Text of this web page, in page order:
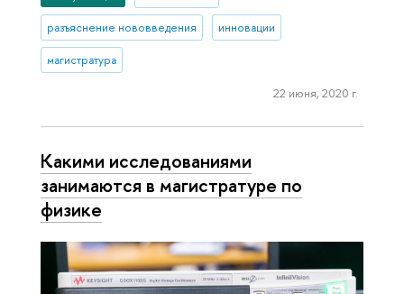
разъяснение нововведения инновации
магистратура
22 июня, 2020 г.
Какими исследованиями
занимаются в магистратуре по
физике